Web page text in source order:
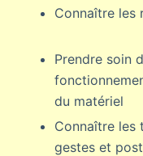
Connaître les
Prendre soin
du
Connaître les
gestes et